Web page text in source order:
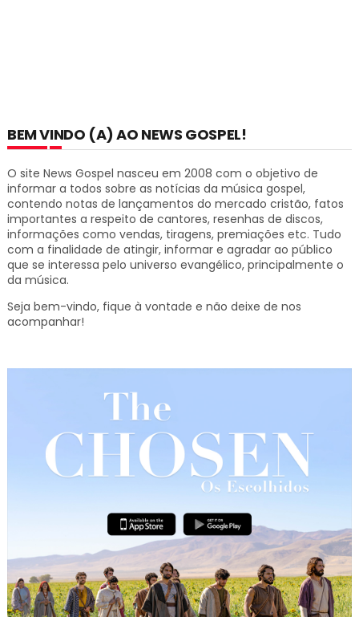
BEM VINDO (A) AO NEWS GOSPEL!
O site News Gospel nasceu em 2008 com o objetivo de
informar a todos sobre as notícias da música gospel,
contendo notas de lançamentos do mercado cristão, fatos
importantes a respeito de cantores, resenhas de discos,
informações como vendas, tiragens, premiações etc. Tudo
com a finalidade de atingir, informar e agradar ao público
que se interessa pelo universo evangélico, principalmente o
da música.
Seja bem-vindo, fique à vontade e não deixe de nos
acompanhar!